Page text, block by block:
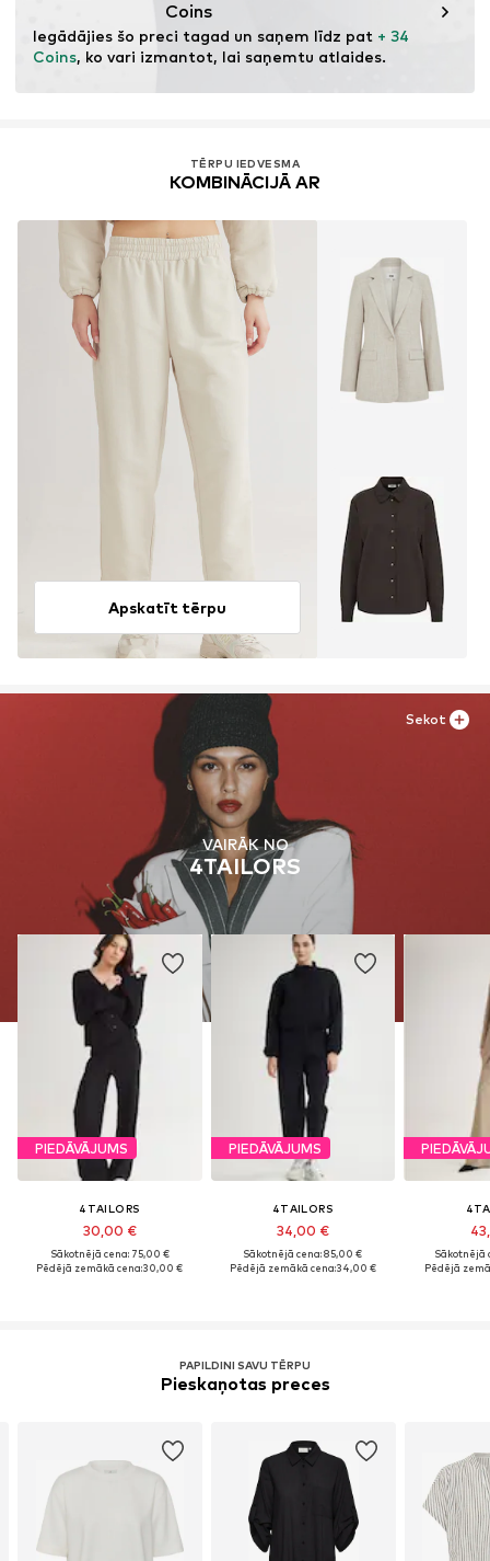
Coins
Iegādājies šo preci tagad un saņem līdz pat + 34
Coins, ko vari izmantot, lai saņemtu atlaides.
TĒRPU IEDVESMA
KOMBINĀCIJĀ AR
Apskatīt tērpu
VAIRĀK NO
4TAILORS
PIEDĀVĀJUMS
4TAILORS
30,00 €
Sākotnējā cena: 75,00 €
Pēdējā zemākā cena:30,00 €
PIEDĀVĀJUMS
4TAILORS
34,00 €
Sākotnējā cena: 85,00 €
Pēdējā zemākā cena:34,00 €
Sākotnējā
Pēdējā
Sekot
PAPILDINI SAVU TĒRPU
Pieskaņotas preces